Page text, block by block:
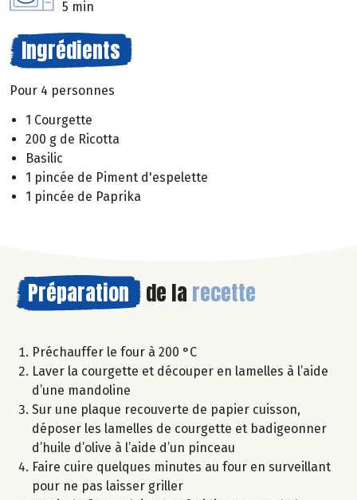
5 min
Ingrédients
Pour 4 personnes
1 Courgette
200 g de Ricotta
Basilic
1 pincée de Piment d'espelette
1 pincée de Paprika
Préparation de la recette
Préchauffer le four à 200 °C
Laver la courgette et découper en lamelles à l’aide
d’une mandoline
Sur une plaque recouverte de papier cuisson,
déposer les lamelles de courgette et badigeonner
d’huile d’olive à l’aide d’un pinceau
Faire cuire quelques minutes au four en surveillant
pour ne pas laisser griller